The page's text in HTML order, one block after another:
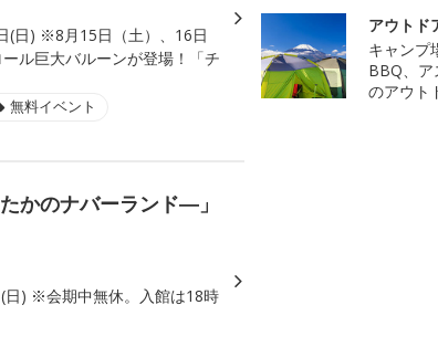
(日) ※8月15日（土）、16日
ル巨大バルーンが登場！「チ
無料イベント
かのナバーランド―」
日) ※会期中無休。入館は18時
アウトド
キャンプ
BBQ、ア
のアウト